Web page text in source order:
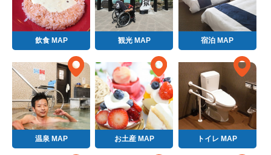
飲食 MAP 観光 MAP 宿泊 MAP
温泉 MAP お土産 MAP トイレ MAP